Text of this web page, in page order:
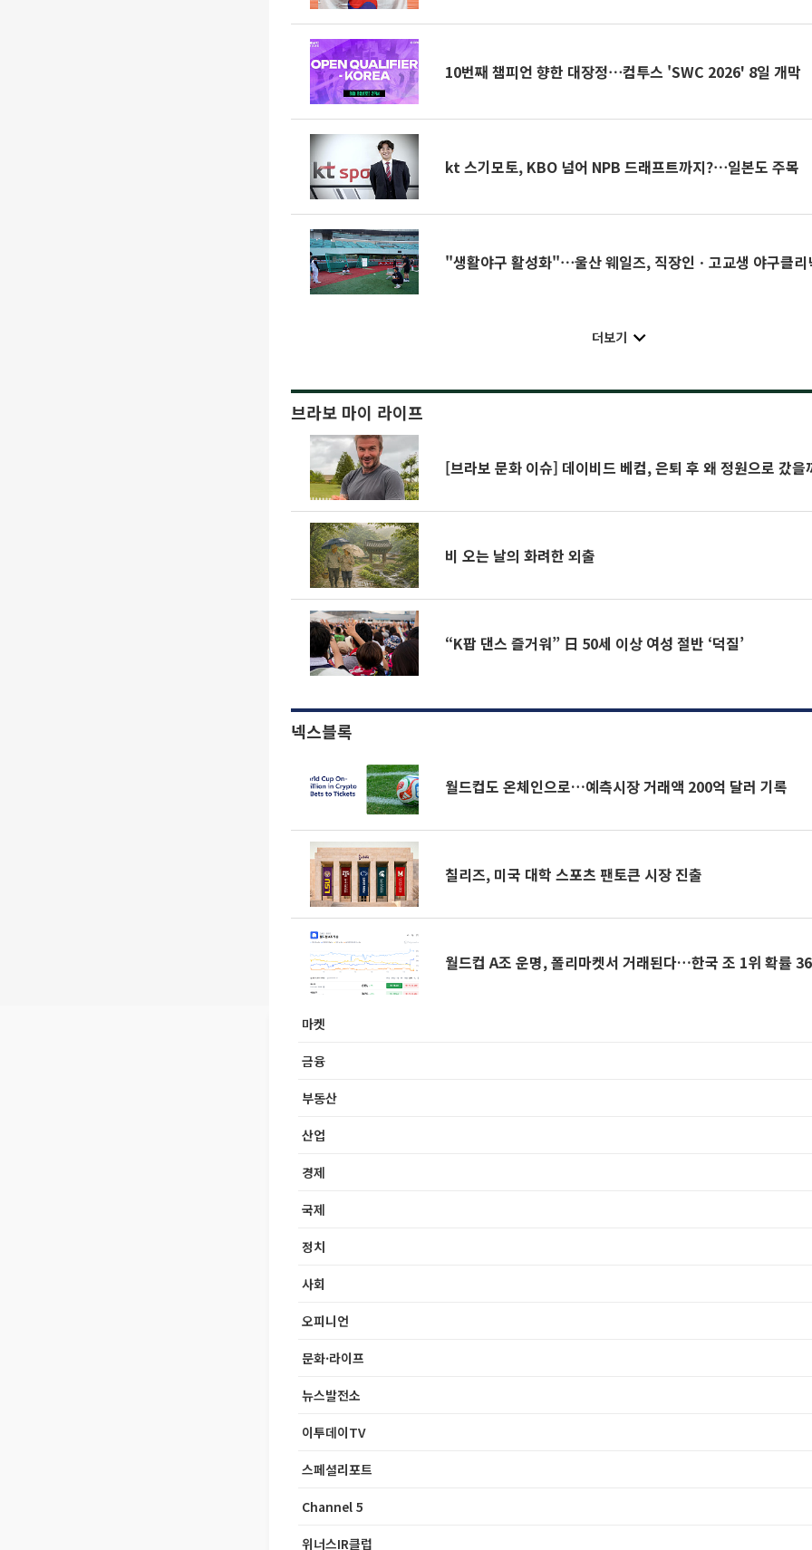
10번째 챔피언 향한 대장정⋯컴투스 'SWC 2026' 8일 개막
kt 스기모토, KBO 넘어 NPB 드래프트까지?⋯일본도 주목
"생활야구 활성화"⋯울산 웨일즈, 직장인ㆍ고교생 야구클리
더보기
브라보 마이 라이프
[브라보 문화 이슈] 데이비드 베컴, 은퇴 후 왜 정원으로 갔을
비 오는 날의 화려한 외출
“K팝 댄스 즐거워” 日 50세 이상 여성 절반 ‘덕질’
넥스블록
월드컵도 온체인으로…예측시장 거래액 200억 달러 기록
칠리즈, 미국 대학 스포츠 팬토큰 시장 진출
월드컵 A조 운명, 폴리마켓서 거래된다…한국 조 1위 확률
마켓
금융
부동산
산업
경제
국제
정치
사회
오피니언
문화·라이프
뉴스발전소
이투데이TV
스페셜리포트
Channel 5
위너스IR클럽